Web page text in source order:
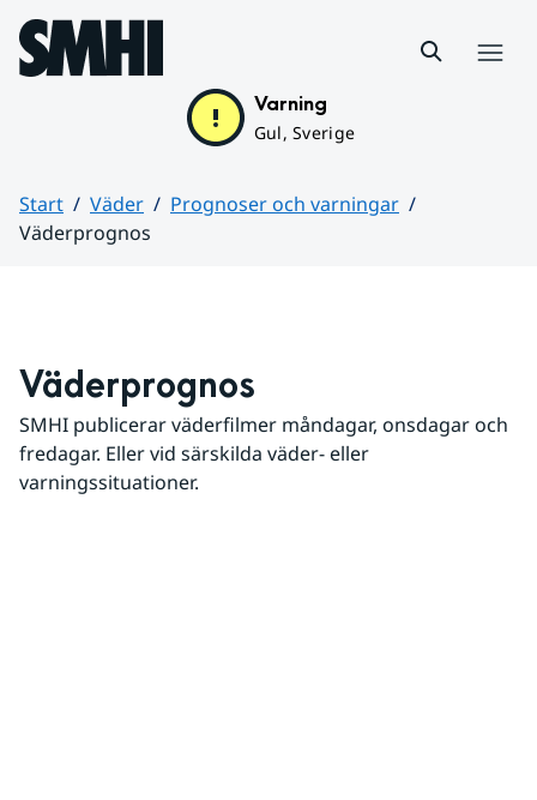
Hoppa till sidans innehåll
Varning
Gul, Sverige
Start Väder
Prognoser och varningar
Väderprognos
Väderprognos
SMHI publicerar väderfilmer måndagar, onsdagar och
fredagar. Eller vid särskilda väder- eller
varningssituationer.